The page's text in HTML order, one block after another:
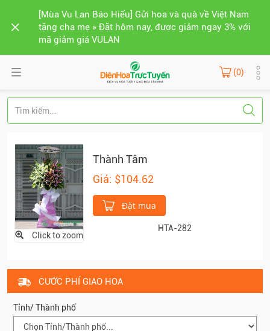
[Mùa Vu Lan Báo Hiếu] Gửi hoa và quà về Việt Nam
tặng cha mẹ » Đặt hôm nay, được giảm ngay 3% với
mã giảm giá VULAN
(0)
Click to zoom
Thành Tâm
Giá: $104.62
Đặt mua
HTA-282
CƯỚC PHÍ GIAO HOA
Tỉnh/ Thành phố